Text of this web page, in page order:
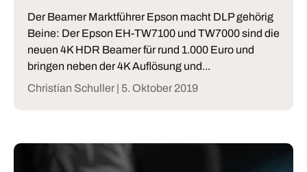
Der Beamer Marktführer Epson macht DLP gehörig
Beine: Der Epson EH-TW7100 und TW7000 sind die
neuen 4K HDR Beamer für rund 1.000 Euro und
bringen neben der 4K Auflösung und...
Christian Schuller | 5. Oktober 2019